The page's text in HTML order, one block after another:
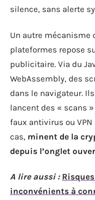
silence, sans alerte
Un autre mécanisme
plateformes repose
publicitaire. Via du
WebAssembly, des
dans le navigateur.
lancent des « scans
faux antivirus ou
cas, minent de la
depuis l’onglet
A lire aussi :
inconvénients à